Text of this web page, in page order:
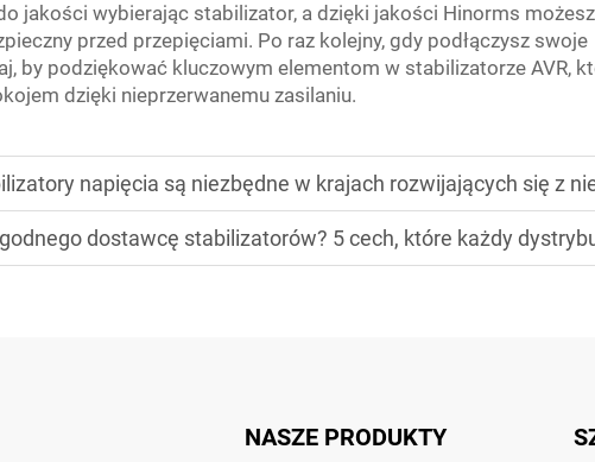
jakości wybierając stabilizator, a dzięki jakości Hinorms
przed przepięciami. Po raz kolejny, gdy podłączysz swoje
by podziękować kluczowym elementom w stabilizatorze AVR,
dzięki nieprzerwanemu zasilaniu.
napięcia są niezbędne w krajach rozwijających się z niestabilną siecią
dostawcę stabilizatorów? 5 cech, które każdy dystrybutor powinien
NASZE PRODUKTY